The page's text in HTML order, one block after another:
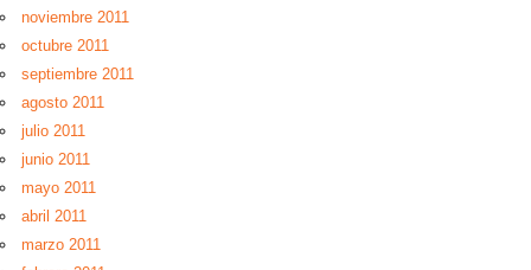
noviembre 2011
octubre 2011
septiembre 2011
agosto 2011
julio 2011
junio 2011
mayo 2011
abril 2011
marzo 2011